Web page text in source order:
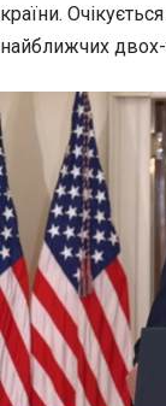
країни.
найближчих